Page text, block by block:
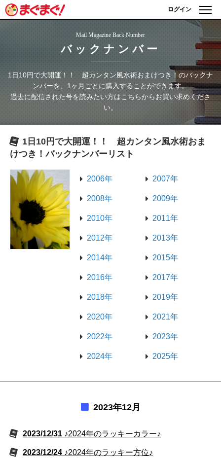
ログイン
Mail Magazine Back Number
バックナンバー
1日10円で大開運！！ 超カンタン風水術おまけつき！ のバックナ
ンバーを、1ヶ月ごとに購入することができます。
過去に配信された号を読みたい方はこちらからお買い求めくださ
い。
1日10円で大開運！！ 超カンタン風水術おま
けつき！バックナンバーリスト
2006年 2007年
2008年 2009年
2010年 2011年
2012年 2013年
2014年 2015年
2016年 2017年
2018年 2019年
2020年 2021年
2022年 2023年
2024年 2025年
2023年12月
2023/12/31 ♪2024年のラッキーカラー♪
2023/12/24 ♪2024年のラッキー方位♪